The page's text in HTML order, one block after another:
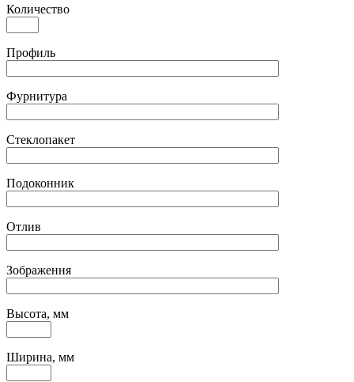
Количество
Профиль
Фурнитура
Стеклопакет
Подоконник
Отлив
Зображення
Высота, мм
Ширина, мм